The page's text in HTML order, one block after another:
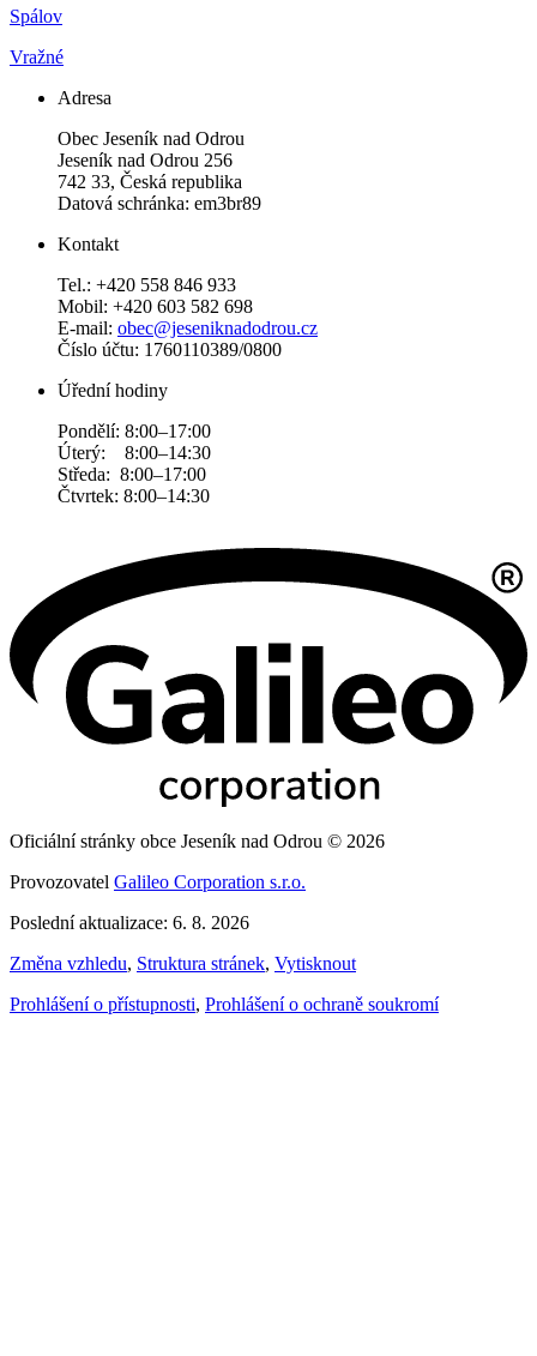
Spálov
Vražné
Adresa
Obec Jeseník nad Odrou
Jeseník nad Odrou 256
742 33, Česká republika
Datová schránka: em3br89
Kontakt
Tel.: +420 558 846 933
Mobil: +420 603 582 698
E-mail: obec@jeseniknadodrou.cz
Číslo účtu: 1760110389/0800
Úřední hodiny
Pondělí: 8:00–17:00
Úterý: 8:00–14:30
Středa: 8:00–17:00
Čtvrtek: 8:00–14:30
Oficiální stránky obce Jeseník nad Odrou © 2026
Provozovatel Galileo Corporation s.r.o.
Poslední aktualizace: 6. 8. 2026
Změna vzhledu, Struktura stránek, Vytisknout
Prohlášení o přístupnosti, Prohlášení o ochraně soukromí